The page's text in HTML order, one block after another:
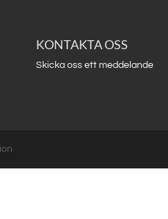
KONTAKTA OSS
Skicka oss ett meddelande